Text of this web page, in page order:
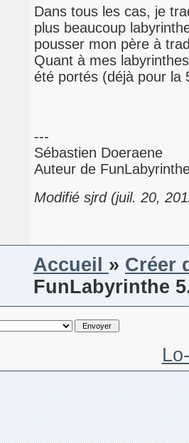
Dans tous les cas, je
plus beaucoup
pousser mon père à
Quant à mes
été portés (déjà pour la
---
Sébastien Doeraene
Auteur de
Modifié sjrd (juil. 20,
Accueil»Créer
FunLabyrinthe